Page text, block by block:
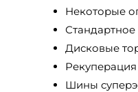
Некоторые
Дисковые
Шины